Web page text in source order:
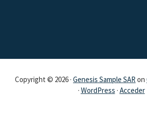
Copyright © 2026 · Genesis Sample SARon
· WordPress · Acceder